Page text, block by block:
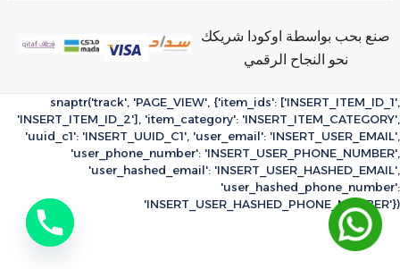
صنع بحب بواسطة اوكودا شريكك
نحو النجاح الرقمي
snaptr('track', 'PAGE_VIEW', {'item_ids': ['INSERT_ITEM_ID_1',
'INSERT_ITEM_ID_2'], 'item_category': 'INSERT_ITEM_CATEGORY',
'uuid_c1': 'INSERT_UUID_C1', 'user_email': 'INSERT_USER_EMAIL',
'user_phone_number': 'INSERT_USER_PHONE_NUMBER',
'user_hashed_email': 'INSERT_USER_HASHED_EMAIL',
'user_hashed_phone_number':
'INSERT_USER_HASHED_PHONE_NUMBER'})